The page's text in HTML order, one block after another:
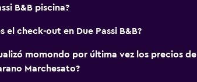
B&B piscina?
el check-out en Due Passi B&B?
momondo por última vez los precios de
Marchesato?